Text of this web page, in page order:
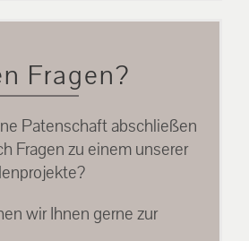
Fragen?
Patenschaft abschließen
Fragen zu einem unserer
wir Ihnen gerne zur